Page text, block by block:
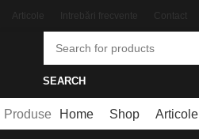
Articole Intrebări frecvente Contact
SEARCH
Produse Home Shop Articole